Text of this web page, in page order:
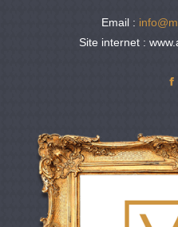
Email :
Site internet :